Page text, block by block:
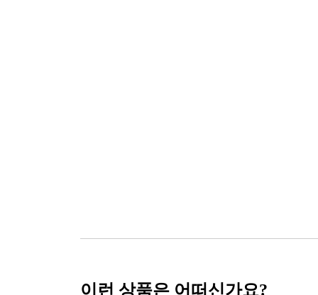
이런 상품은 어떠신가요?